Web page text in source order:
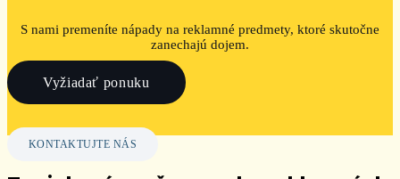
S nami premeníte nápady na reklamné predmety, ktoré skutočne
zanechajú dojem.
Vyžiadať ponuku
KONTAKTUJTE NÁS